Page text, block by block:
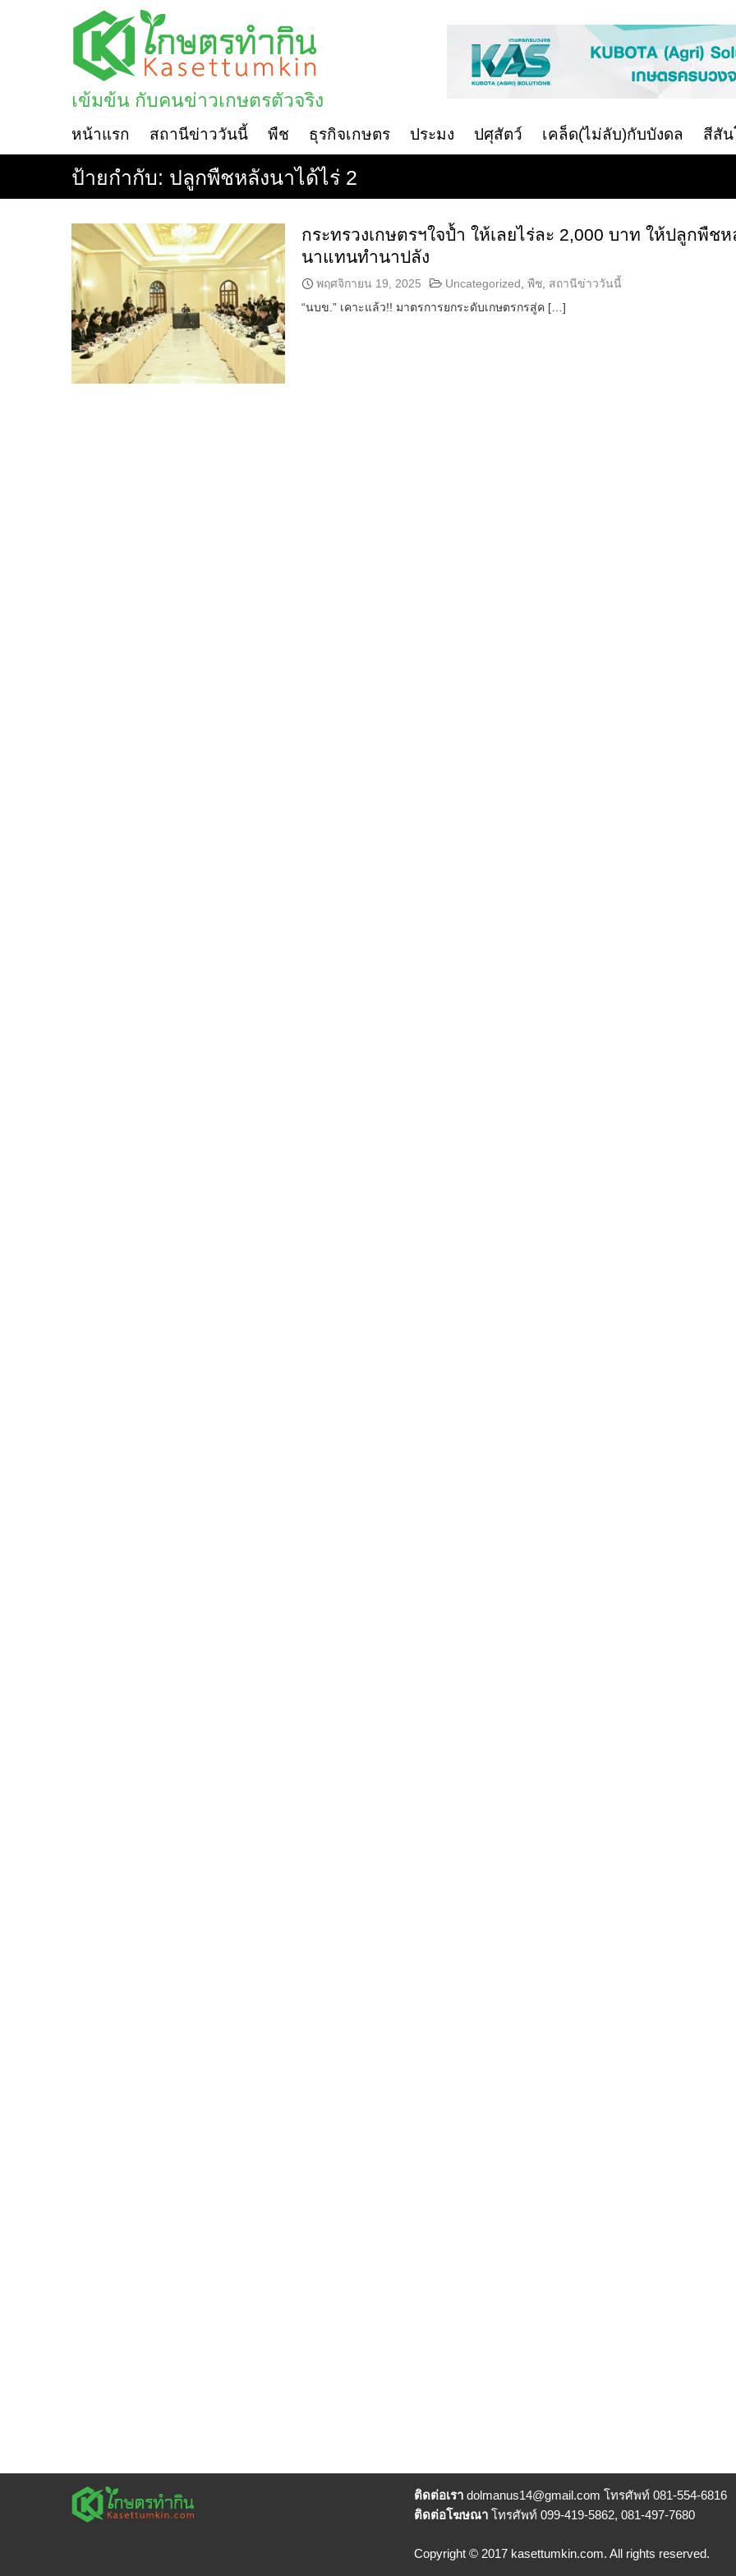
เข้มข้น กับคนข่าวเกษตรตัวจริง
หน้าแรก สถานีข่าววันนี้ พืช ธุรกิจเกษตร ประมง ปศุสัตว์ เคล็ด(ไม่ลับ)กับบังดล สีสัน
ป้ายกำกับ: ปลูกพืชหลังนาได้ไร่ 2
กระทรวงเกษตรฯใจป้ำ ให้เลยไร่ละ 2,000 บาท ให้ปลูกพืชห
นาแทนทำนาปลัง
พฤศจิกายน 19, 2025 Uncategorized พืช, สถานีข่าววันนี้
“นบข.” เคาะแล้ว!! มาตรการยกระดับเกษตรกรสู่ค […]
ติดต่อเรา dolmanus14@gmail.com โทรศัพท์ 081-554-6816
ติดต่อโฆษณา โทรศัพท์ 099-419-5862, 081-497-7680
Copyright © 2017 kasettumkin.com. All rights reserved.